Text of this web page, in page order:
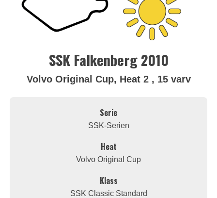
SSK Falkenberg 2010
Volvo Original Cup, Heat 2 , 15 varv
Serie
SSK-Serien
Heat
Volvo Original Cup
Klass
SSK Classic Standard